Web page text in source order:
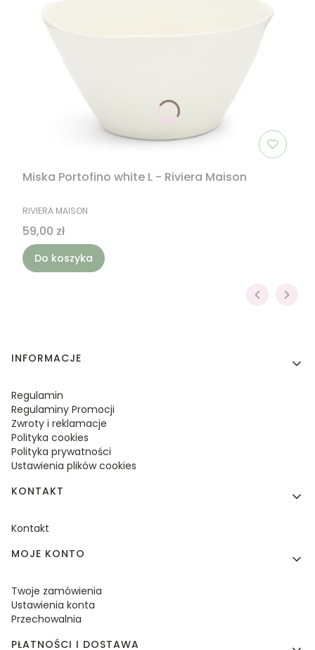
Miska Portofino white L - Riviera Maison
PRODUCENT
RIVIERA MAISON
Cena
59,00 zł
Do koszyka
Linki w stopce
INFORMACJE
Regulamin
Regulaminy Promocji
Zwroty i reklamacje
Polityka cookies
Polityka prywatności
Ustawienia plików cookies
KONTAKT
Kontakt
MOJE KONTO
Twoje zamówienia
Ustawienia konta
Przechowalnia
PŁATNOŚCI I DOSTAWA